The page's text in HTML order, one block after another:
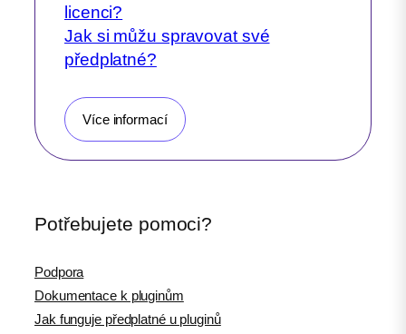
licenci?
Jak si můžu spravovat své
předplatné?
Více informací
Potřebujete pomoci?
Podpora
Dokumentace k pluginům
Jak funguje předplatné u pluginů